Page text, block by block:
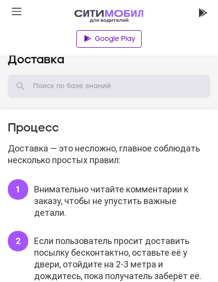
Google Play
Доставка
Процесс
Доставка — это несложно, главное соблюдать
несколько простых правил:
Внимательно читайте комментарии к
заказу, чтобы не упустить важные
детали.
Если пользователь просит доставить
посылку бесконтактно, оставьте её у
двери, отойдите на 2-3 метра и
дождитесь, пока получатель заберёт её.